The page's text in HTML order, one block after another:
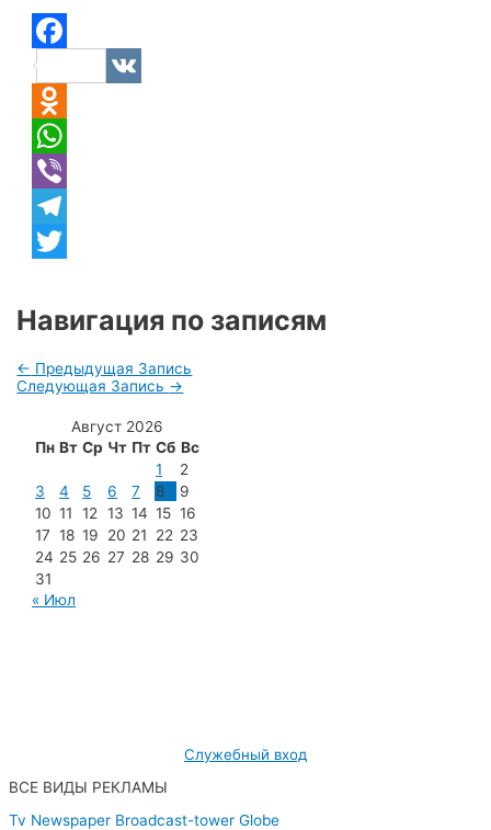
Facebook
VK
Odnoklassniki
WhatsApp
Viber
Telegram
Навигация по записям
← Предыдущая Запись
Следующая Запись →
Август 2026
Пн Вт Ср Чт Пт Сб Вс
1
2
3
4 5 6 7 8
9
10 11 12 13 14 15 16
17 18 19 20 21 22 23
24 25 26 27 28 29 30
31
« Июл
Служебный вход
ВСЕ ВИДЫ РЕКЛАМЫ
Tv Newspaper Broadcast-tower Globe